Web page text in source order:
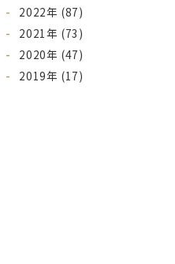
2022年 (87)
2021年 (73)
2020年 (47)
2019年 (17)